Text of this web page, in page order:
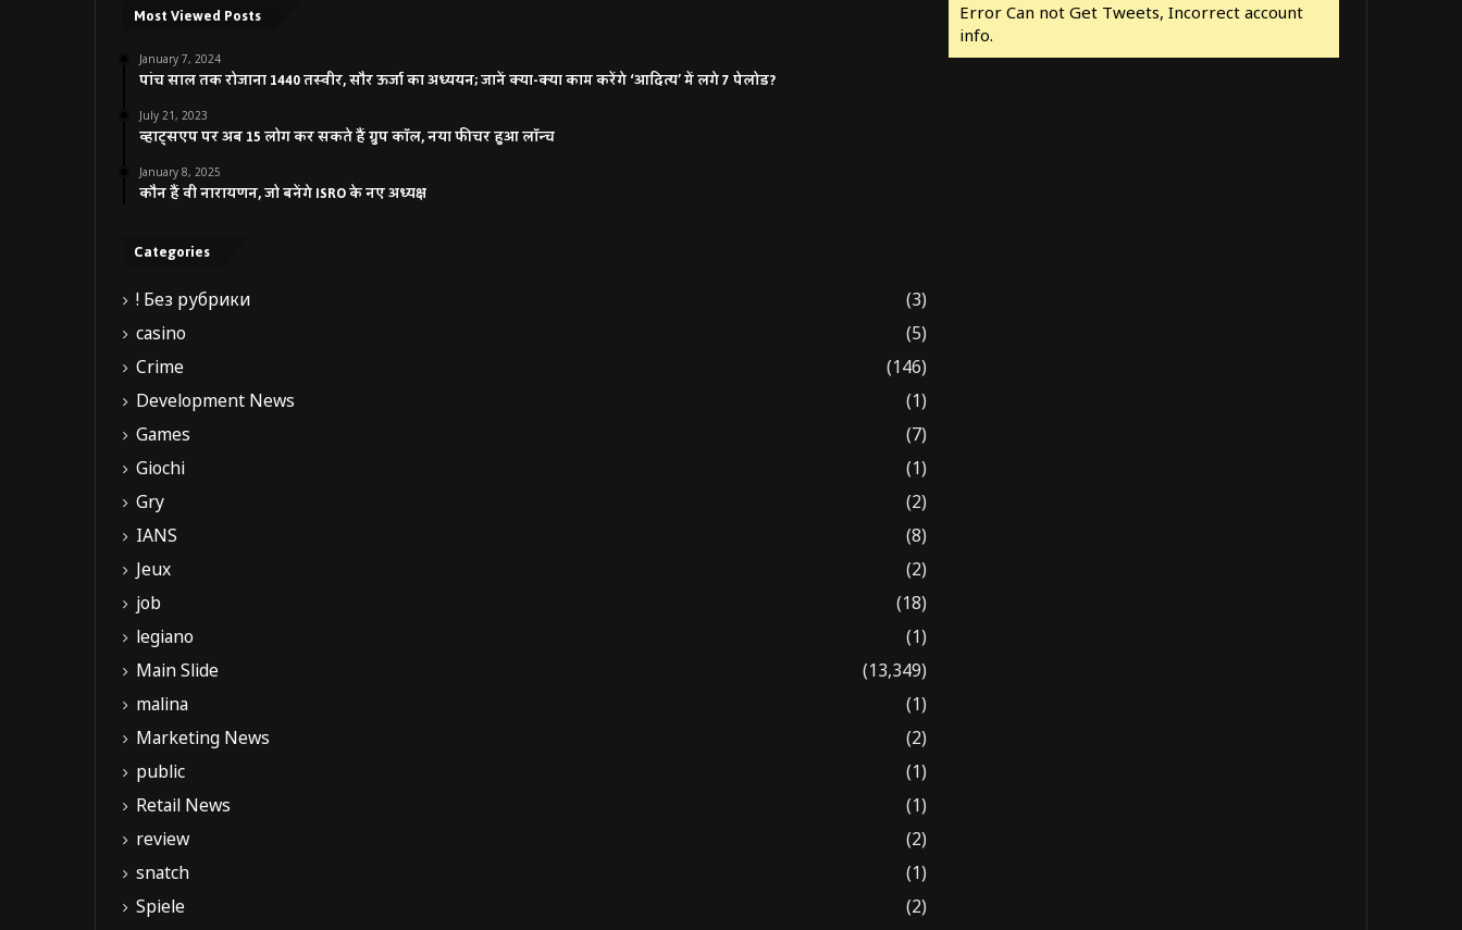
Most Viewed Posts
January 7, 2024
पांच साल तक रोजाना 1440 तस्वीर, सौर ऊर्जा का अध्ययन; जानें क्या-क्या काम करेंगे ‘आदित्य’ में लगे 7 पेलोड?
July 21, 2023
व्हाट्सएप पर अब 15 लोग कर सकते हैं ग्रुप कॉल, नया फीचर हुआ लॉन्च
January 8, 2025
कौन हैं वी नारायणन, जो बनेंगे ISRO के नए अध्यक्ष
Categories
! Без рубрики
(3)
casino
(5)
Crime
(146)
Development News
(1)
Games
(7)
Giochi
(1)
Gry
(2)
IANS
(8)
Jeux
(2)
job
(18)
legiano
(1)
Main Slide
(13,349)
malina
(1)
Marketing News
(2)
public
(1)
Retail News
(1)
review
(2)
snatch
(1)
Spiele
(2)
Error Can not Get Tweets, Incorrect account
info.